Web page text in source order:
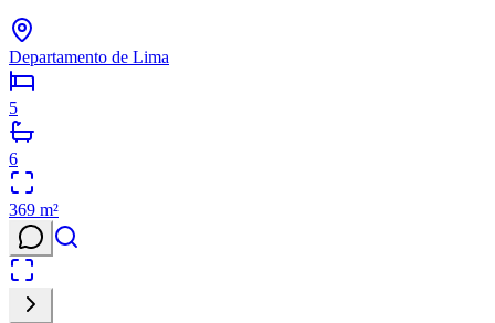
Departamento de Lima
5
6
369 m²